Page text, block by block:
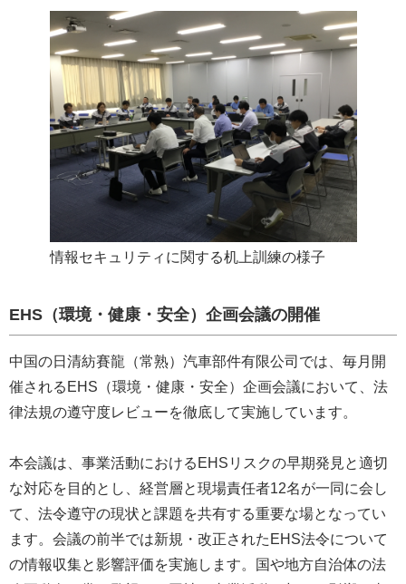
情報セキュリティに関する机上訓練の様子
EHS（環境・健康・安全）企画会議の開催
中国の日清紡賽龍（常熟）汽車部件有限公司では、毎月開
催されるEHS（環境・健康・安全）企画会議において、法
律法規の遵守度レビューを徹底して実施しています。
本会議は、事業活動におけるEHSリスクの早期発見と適切
な対応を目的とし、経営層と現場責任者12名が一同に会し
て、法令遵守の現状と課題を共有する重要な場となってい
ます。会議の前半では新規・改正されたEHS法令について
の情報収集と影響評価を実施します。国や地方自治体の法